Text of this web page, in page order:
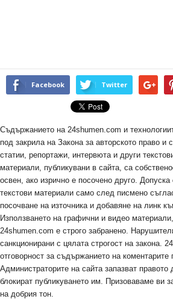
Facebook Twitter
Съдържанието на 24shumen.com и
под закрила на Закона за авторското право и
статии, репортажи, интервюта и други
материали, публикувани в сайта, са
освен, ако изрично е посочено друго. Допуска
текстови материали само след писмено
посочване на източника и добавяне на линк
Използването на графични и видео
24shumen.com е строго забранено.
санкционирани с цялата строгост на закона.
отговорност за съдържанието на коментарите
Администраторите на сайта запазват правото
блокират публикуването им. Призоваваме ви
на добрия тон.